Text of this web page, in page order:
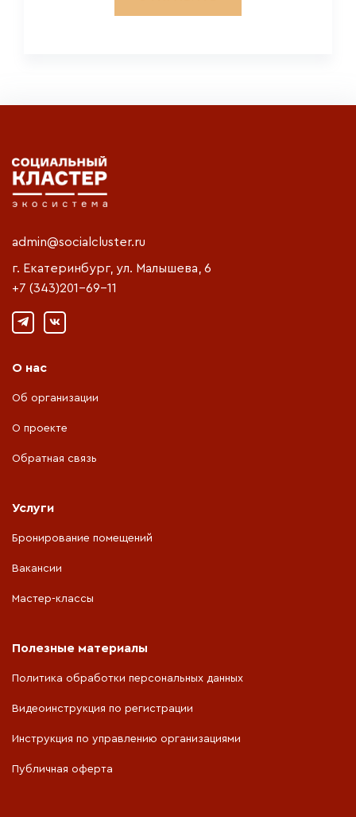
admin@socialcluster.ru
г. Екатеринбург, ул. Малышева, 6
+7 (343)201-69-11
О нас
Об организации
О проекте
Обратная связь
Услуги
Бронирование помещений
Вакансии
Мастер-классы
Полезные материалы
Политика обработки персональных данных
Видеоинструкция по регистрации
Инструкция по управлению организациями
Публичная оферта